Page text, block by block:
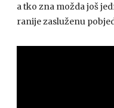
a tko zna možda još
ranije zasluženu